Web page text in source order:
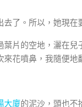
了。所以，她現在
片的空地，灑在
花噴鼻，我隨便地
大廈的泥沙，頭也不